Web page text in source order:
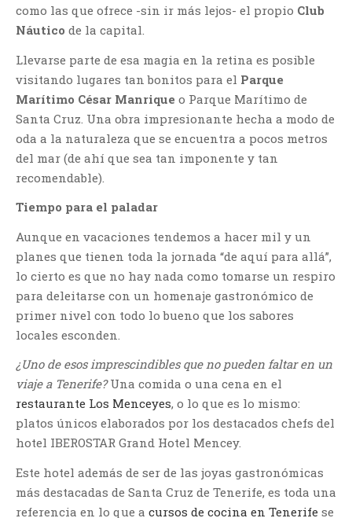
como las que ofrece -sin ir más lejos- el propio Club
Náutico de la capital.
Llevarse parte de esa magia en la retina es posible
visitando lugares tan bonitos para el Parque
Marítimo César Manrique o Parque Marítimo de
Santa Cruz. Una obra impresionante hecha a modo de
oda a la naturaleza que se encuentra a pocos metros
del mar (de ahí que sea tan imponente y tan
recomendable).
Tiempo para el paladar
Aunque en vacaciones tendemos a hacer mil y un
planes que tienen toda la jornada “de aquí para allá”,
lo cierto es que no hay nada como tomarse un respiro
para deleitarse con un homenaje gastronómico de
primer nivel con todo lo bueno que los sabores
locales esconden.
¿Uno de esos imprescindibles que no pueden faltar en un
viaje a Tenerife?Una comida o una cena en el
restaurante Los Menceyes, o lo que es lo mismo:
platos únicos elaborados por los destacados chefs del
hotel IBEROSTAR Grand Hotel Mencey.
Este hotel además de ser de las joyas gastronómicas
más destacadas de Santa Cruz de Tenerife, es toda una
referencia en lo que a cursos de cocina en Tenerife se